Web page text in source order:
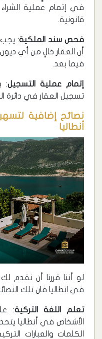
في إتمام عملية الشراء
قانونية.
فحص سند الملكية:
أن العقار خالٍ من أي
فيما بعد.
إتمام عملية التسجيل:
تسجيل العقار في دائرة
نصائح إضافية
أنطاليا
لو أننا قررنا أن نقدم
في انطاليا فان تلك
تعلم اللغة التركية:
الأشخاص في أنطاليا
الكلمات والعبارات